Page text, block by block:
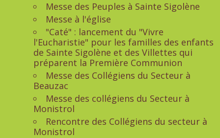
Messe des Peuples à Sainte Sigolène
Messe à l'église
"Caté" : lancement du "Vivre
l'Eucharistie" pour les familles des enfants
de Sainte Sigolène et des Villettes qui
préparent la Première Communion
Messe des Collégiens du Secteur à
Beauzac
Messe des collégiens du Secteur à
Monistrol
Rencontre des Collégiens du secteur à
Monistrol